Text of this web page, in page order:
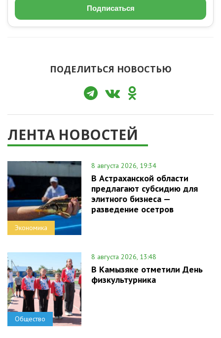
Подписаться
ПОДЕЛИТЬСЯ НОВОСТЬЮ
ЛЕНТА НОВОСТЕЙ
Экономика
8 августа 2026, 19:34
В Астраханской области
предлагают субсидию для
элитного бизнеса —
разведение осетров
Общество
8 августа 2026, 13:48
В Камызяке отметили День
физкультурника